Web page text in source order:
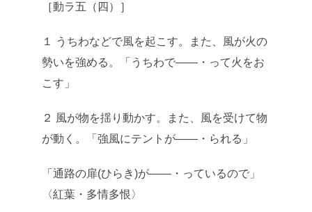
［動ラ五（四）］
１ うちわなどで風を起こす。また、風が火の
勢いを強める。「うちわで――・って火をお
こす」
２ 風が物を揺り動かす。また、風を受けて物
が動く。「強風にテントが――・られる」
「通路の扉(ひらき)が――・っているので」
〈紅葉・多情多恨〉